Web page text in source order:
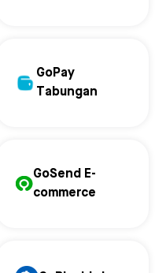
GoPay
Tabungan
GoSend E-
commerce